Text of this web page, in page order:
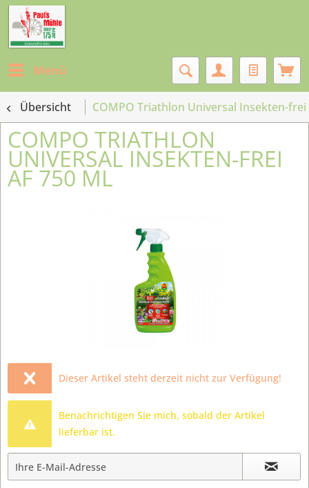
Menü
Übersicht COMPO Triathlon Universal Insekten-frei
COMPO TRIATHLON
UNIVERSAL INSEKTEN-FREI
AF 750 ML
Dieser Artikel steht derzeit nicht zur Verfügung!
Benachrichtigen Sie mich, sobald der Artikel
lieferbar ist.